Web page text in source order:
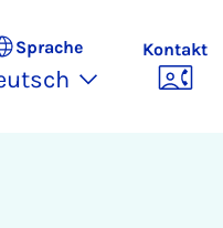
Sprache Kontakt